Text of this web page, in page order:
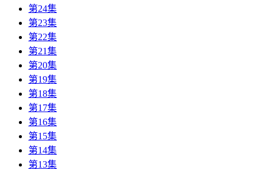
第24集
第23集
第22集
第21集
第20集
第19集
第18集
第17集
第16集
第15集
第14集
第13集